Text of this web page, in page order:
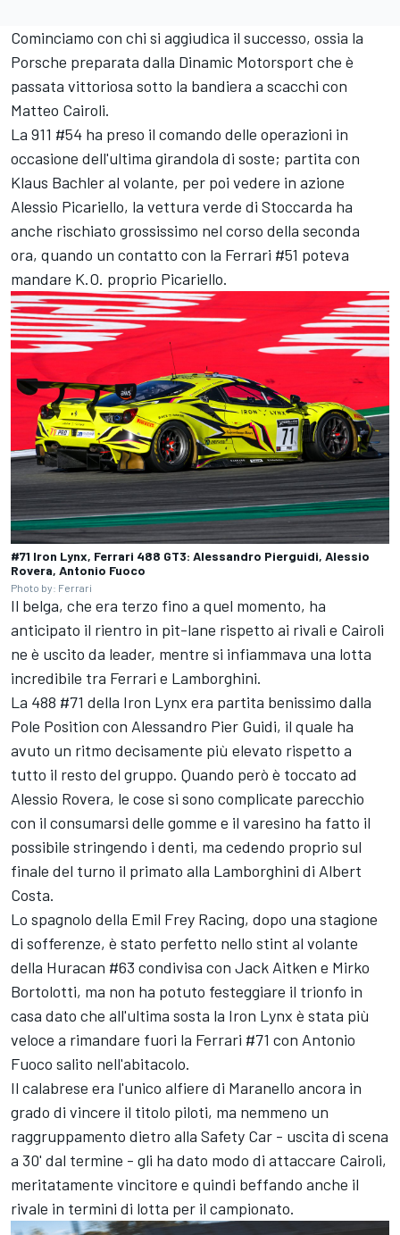
Cominciamo con chi si aggiudica il successo, ossia la
Porsche preparata dalla Dinamic Motorsport che è
passata vittoriosa sotto la bandiera a scacchi con
Matteo Cairoli.
La 911 #54 ha preso il comando delle operazioni in
occasione dell'ultima girandola di soste; partita con
Klaus Bachler al volante, per poi vedere in azione
Alessio Picariello, la vettura verde di Stoccarda ha
anche rischiato grossissimo nel corso della seconda
ora, quando un contatto con la Ferrari #51 poteva
mandare K.O. proprio Picariello.
#71 Iron Lynx, Ferrari 488 GT3: Alessandro Pierguidi, Alessio
Rovera, Antonio Fuoco
Photo by: Ferrari
Il belga, che era terzo fino a quel momento, ha
anticipato il rientro in pit-lane rispetto ai rivali e Cairoli
ne è uscito da leader, mentre si infiammava una lotta
incredibile tra Ferrari e Lamborghini.
La 488 #71 della Iron Lynx era partita benissimo dalla
Pole Position con Alessandro Pier Guidi, il quale ha
avuto un ritmo decisamente più elevato rispetto a
tutto il resto del gruppo. Quando però è toccato ad
Alessio Rovera, le cose si sono complicate parecchio
con il consumarsi delle gomme e il varesino ha fatto il
possibile stringendo i denti, ma cedendo proprio sul
finale del turno il primato alla Lamborghini di Albert
Costa.
Lo spagnolo della Emil Frey Racing, dopo una stagione
di sofferenze, è stato perfetto nello stint al volante
della Huracan #63 condivisa con Jack Aitken e Mirko
Bortolotti, ma non ha potuto festeggiare il trionfo in
casa dato che all'ultima sosta la Iron Lynx è stata più
veloce a rimandare fuori la Ferrari #71 con Antonio
Fuoco salito nell'abitacolo.
Il calabrese era l'unico alfiere di Maranello ancora in
grado di vincere il titolo piloti, ma nemmeno un
raggruppamento dietro alla Safety Car - uscita di scena
a 30' dal termine - gli ha dato modo di attaccare Cairoli,
meritatamente vincitore e quindi beffando anche il
rivale in termini di lotta per il campionato.